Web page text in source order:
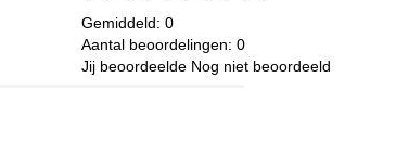
Gemiddeld:0
Aantal beoordelingen:0
Jij beoordeelde Nog niet beoordeeld